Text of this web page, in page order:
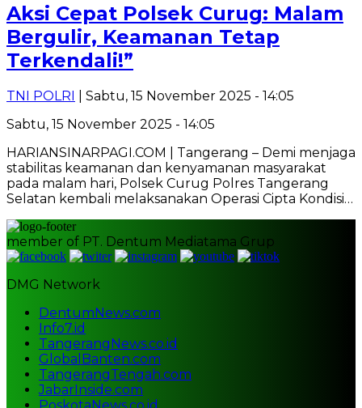
Aksi Cepat Polsek Curug: Malam
Bergulir, Keamanan Tetap
Terkendali!”
TNI POLRI
| Sabtu, 15 November 2025 - 14:05
Sabtu, 15 November 2025 - 14:05
HARIANSINARPAGI.COM | Tangerang – Demi menjaga
stabilitas keamanan dan kenyamanan masyarakat
pada malam hari, Polsek Curug Polres Tangerang
Selatan kembali melaksanakan Operasi Cipta Kondisi…
member of PT. Dentum Mediatama Grup
DMG Network
DentumNews.com
Info7.id
TangerangNews.co.id
GlobalBanten.com
TangerangTengah.com
JabarInside.com
PoskotaNews.co.id